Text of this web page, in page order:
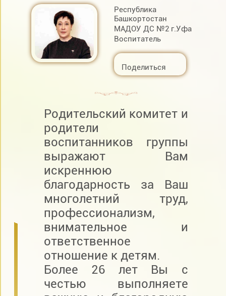
Республика
Башкортостан
МАДОУ ДС №2 г.Уфа
Воспитатель
Поделиться
Родительский комитет и
родители
воспитанников группы
выражают Вам
искреннюю
благодарность за Ваш
многолетний труд,
профессионализм,
внимательное и
ответственное
отношение к детям.
Более 26 лет Вы с
честью выполняете